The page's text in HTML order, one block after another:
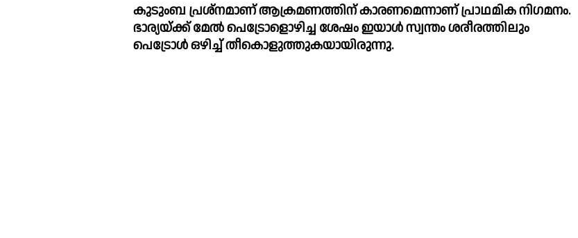
കുടുംബ പ്രശ്നമാണ് ആക്രമണത്തിന് കാരണമെന്നാണ് പ്രാഥമിക നിഗമനം.
ഭാര്യയ്ക്ക് മേല്‍ പെട്രോളൊഴിച്ച ശേഷം ഇയാള്‍ സ്വന്തം ശരീരത്തിലും
പെട്രോള്‍ ഒഴിച്ച്‌ തീകൊളുത്തുകയായിരുന്നു.